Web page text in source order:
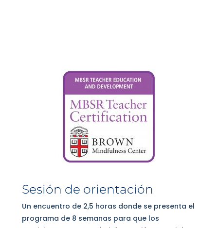
Sesión de orientación
Un encuentro de 2,5 horas donde se presenta el
programa de 8 semanas para que los